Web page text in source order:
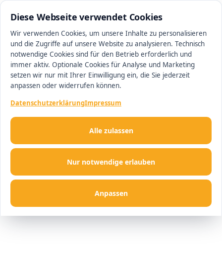
Diese Webseite verwendet Cookies
Wir verwenden Cookies, um unsere Inhalte zu personalisieren
und die Zugriffe auf unsere Website zu analysieren. Technisch
notwendige Cookies sind für den Betrieb erforderlich und
immer aktiv. Optionale Cookies für Analyse und Marketing
setzen wir nur mit Ihrer Einwilligung ein, die Sie jederzeit
anpassen oder widerrufen können.
DatenschutzerklärungImpressum
Nur notwendige erlauben
Anpassen
Alle zulassen